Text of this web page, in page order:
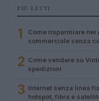
PIÙ LETTI
1
Come risparmiare
commerciale senza
2 Come vendere su
spedizioni
3 Internet senza linea
hotspot, fibra e